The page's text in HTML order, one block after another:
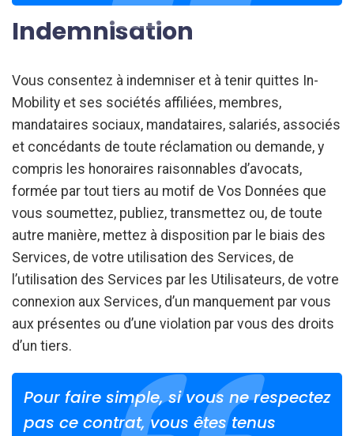
Indemnisation
Vous consentez à indemniser et à tenir quittes In-
Mobility et ses sociétés affiliées, membres,
mandataires sociaux, mandataires, salariés, associés
et concédants de toute réclamation ou demande, y
compris les honoraires raisonnables d’avocats,
formée par tout tiers au motif de Vos Données que
vous soumettez, publiez, transmettez ou, de toute
autre manière, mettez à disposition par le biais des
Services, de votre utilisation des Services, de
l’utilisation des Services par les Utilisateurs, de votre
connexion aux Services, d’un manquement par vous
aux présentes ou d’une violation par vous des droits
d’un tiers.
Pour faire simple, si vous ne respectez
pas ce contrat, vous êtes tenus